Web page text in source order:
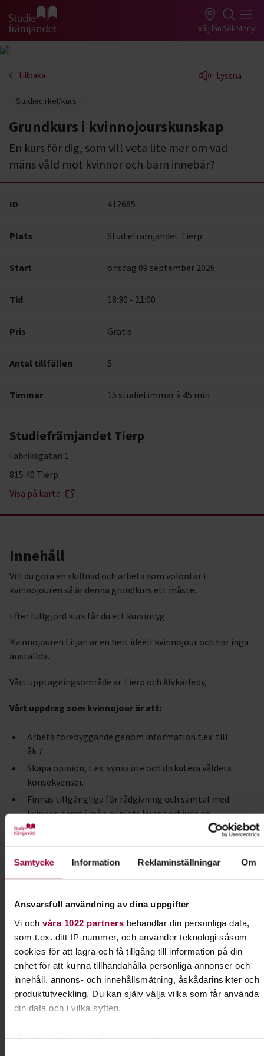
Samtycke Information Reklaminställningar Om
Ansvarsfull användning av dina uppgifter
Vi och våra 1022 partnersbehandlar din personliga data,
som t.ex. ditt IP-nummer, och använder teknologi såsom
cookies för att lagra och få tillgång till information på din
enhet för att kunna tillhandahålla personliga annonser och
innehåll, annons- och innehållsmätning, åskådarinsikter och
produktutveckling. Du kan själv välja vilka som får använda
din data och i vilka syften.
Gå till studiefrämjandets startsida Välj länSökMeny
Tillbaka Lyssna
Studiecirkel/kurs
Grundkurs i kvinnojourskunskap
En kurs för dig, som vill veta lite mer om vad
mäns våld mot kvinnor och barn innebär?
ID 412685
Plats Studiefrämjandet Tierp
Start onsdag 09 september 2026
Tid 18:30 - 21:00
Pris Gratis
Antal tillfällen 5
Timmar 15 studietimmar à 45 min
Studiefrämjandet Tierp
Fabriksgatan 1
815 40 Tierp
Visa på karta
Innehåll
Vill du göra en skillnad och arbeta som volontär i
kvinnojouren så är denna grundkurs ett måste.
Efter fullgjord kurs får du ett kursintyg.
Kvinnojouren Liljan är en helt ideell kvinnojour och har inga
anställda.
Vårt upptagningsområde är Tierp och Älvkarleby,
Vårt uppdrag som kvinnojour är att:
Arbeta förebyggande genom information t.ex. till
åk 7.
Skapa opinion, t.ex. synas ute och diskutera våldets
konsekvenser.
Finnas tillgängliga för rådgivning och samtal med
kvinnor, samt i mån av plats kunna erbjuda en
sovplats vid behov.
Omfattning
Kvinnojouren Liljan erbjuder en kurs som omfattar 6
socialtjänst
Förkunskaper
Inga förkunskaper krävs
Mål
Att få lära sig mer om vad mäns våld mot kvinnor och barn